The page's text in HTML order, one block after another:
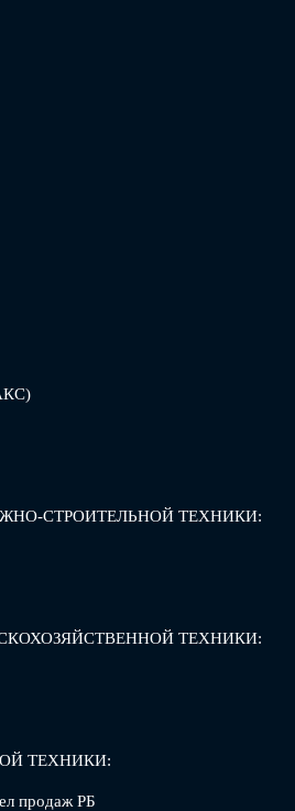
СТРОИТЕЛЬНОЙ ТЕХНИКИ:
ТЕХНИКИ:
ТЕХНИКИ:
продаж РБ